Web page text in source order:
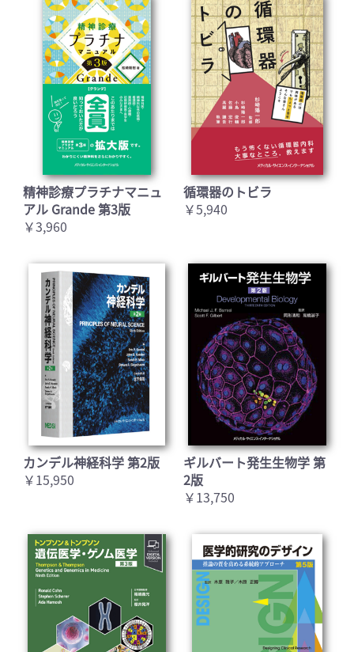
精神診療プラチナマニュ
アル Grande 第3版
￥3,960
循環器のトビラ
￥5,940
カンデル神経科学 第2版
￥15,950
ギルバート発生生物学 第
2版
￥13,750